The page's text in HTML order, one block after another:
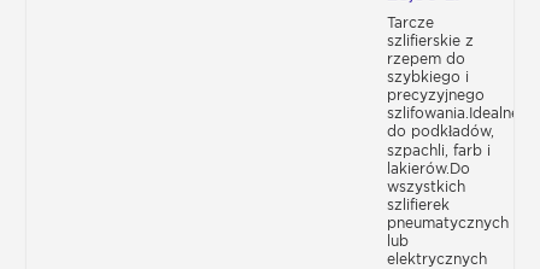
Tarcze
szlifierskie z
rzepem do
szybkiego i
precyzyjnego
szlifowania.Idealne
do podkładów,
szpachli, farb i
lakierów.Do
wszystkich
szlifierek
pneumatycznych
lub
elektrycznych